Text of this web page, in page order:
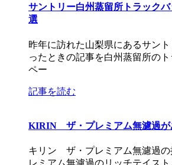
サントリー白州蒸留所トラック
選
昨年に訪れた山梨県にあるサン
ったときの記事を白州蒸留所の
ペー
記事を読む
KIRIN ザ・プレミアム無濾過が
キリン ザ・プレミアム無濾過の